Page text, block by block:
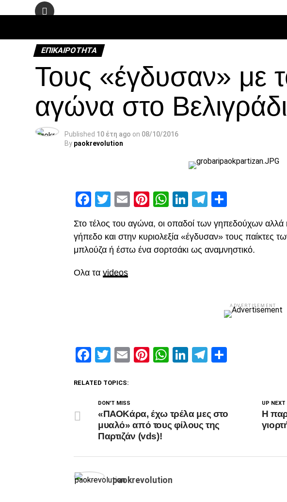
ΕΠΙΚΑΙΡΌΤΗΤΑ
Τους «έγδυσαν» με
αγώνα στο
Published 10 έτη ago on 08/10/2016
By paokrevolution
Facebook
Twitter
EmailPinterest
WhatsApp
LinkedIn
Telegram
Στο τέλος του αγώνα, οι οπαδοί των γηπεδούχων
γήπεδο και στην κυριολεξία «έγδυσαν» τους παίκτες
μπλούζα ή έστω ένα σορτσάκι ως αναμνηστικό.
Ολα τα videos
ADVERTISEMENT
Facebook
Twitter
EmailPinterest
WhatsApp
LinkedIn
Telegram
RELATED TOPICS:
UP NEXT
H
DON'T MISS
«ΠΑΟΚάρα, έχω τρέλα μες στο
μυαλό» από τους φίλους της
Παρτιζάν (vds)!
paokrevolution